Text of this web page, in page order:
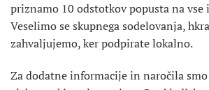
priznamo 10 odstotkov popusta na vse
Veselimo se skupnega sodelovanja,
zahvaljujemo, ker podpirate lokalno.
Za dodatne informacije in naročila